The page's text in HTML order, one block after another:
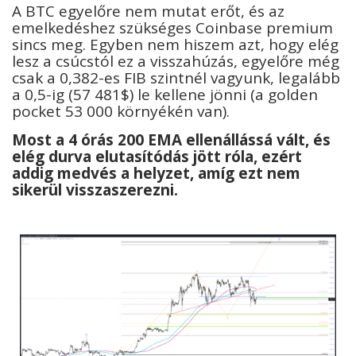
A BTC egyelőre nem mutat erőt, és az
emelkedéshez szükséges Coinbase premium
sincs meg. Egyben nem hiszem azt, hogy elég
lesz a csúcstól ez a visszahúzás, egyelőre még
csak a 0,382-es FIB szintnél vagyunk, legalább
a 0,5-ig (57 481$) le kellene jönni (a golden
pocket 53 000 környékén van).
Most a 4 órás 200 EMA ellenállássá vált, és
elég durva elutasítódás jött róla, ezért
addig medvés a helyzet, amíg ezt nem
sikerül visszaszerezni.